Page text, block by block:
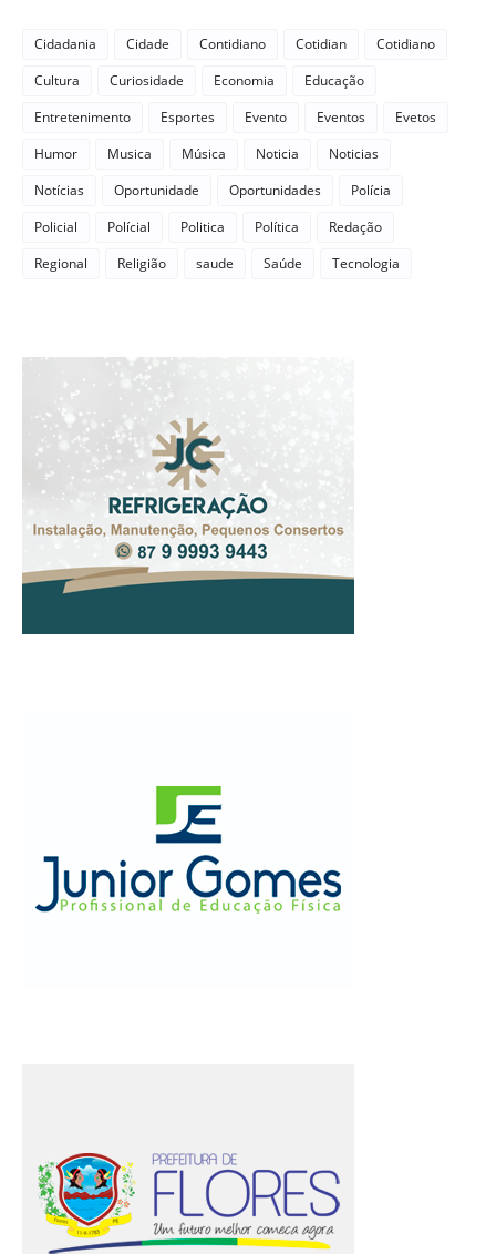
Cidadania Cidade Contidiano Cotidian
Cotidiano
Cultura
Curiosidade Economia
Educação
Entretenimento
Esportes Evento Eventos
Evetos
Humor
Musica Música Noticia
Noticias
Notícias
Oportunidade Oportunidades
Polícia
Policial
Polícial Politica Política
Redação
Regional
Religião saude Saúde Tecnologia